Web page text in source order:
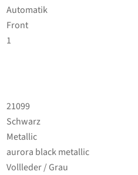
Automatik
Front
1
21099
Schwarz
Metallic
aurora black metallic
Vollleder / Grau